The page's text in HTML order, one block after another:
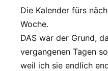
Die Kalender fürs
Woche.
DAS war der Grund,
vergangenen Tagen
weil ich sie endlich